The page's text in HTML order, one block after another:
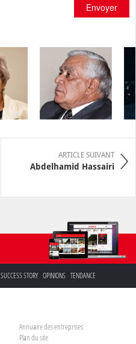
Envoyer
ARTICLE SUIVANT
Abdelhamid Hassairi
SUCCESS STORY OPINIONS TENDANCE
Annuaire des entreprises
Plan du site